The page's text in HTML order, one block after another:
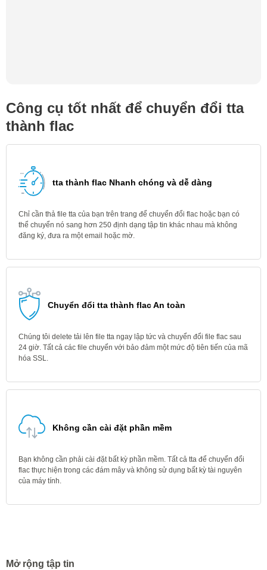
Công cụ tốt nhất để chuyển đổi tta
thành flac
tta thành flac Nhanh chóng và dễ dàng
Chỉ cần thả file tta của bạn trên trang để chuyển đổi flac hoặc bạn có
thể chuyển nó sang hơn 250 định dạng tập tin khác nhau mà không
đăng ký, đưa ra một email hoặc mờ.
Chuyển đổi tta thành flac An toàn
Chúng tôi delete tải lên file tta ngay lập tức và chuyển đổi file flac sau
24 giờ. Tất cả các file chuyển với bảo đảm một mức độ tiên tiến của mã
hóa SSL.
Không cần cài đặt phần mềm
Bạn không cần phải cài đặt bất kỳ phần mềm. Tất cả tta để chuyển đổi
flac thực hiện trong các đám mây và không sử dụng bất kỳ tài nguyên
của máy tính.
Mở rộng tập tin